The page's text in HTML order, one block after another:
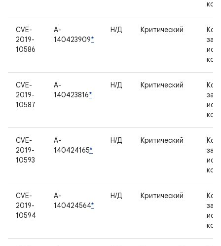
CVE-
2019-
10586
A-
140423909*
Н/Д Критический
CVE-
2019-
10587
A-
140423816*
Н/Д Критический
CVE-
2019-
10593
A-
140424165*
Н/Д Критический
CVE-
2019-
10594
A-
140424564*
Н/Д Критический